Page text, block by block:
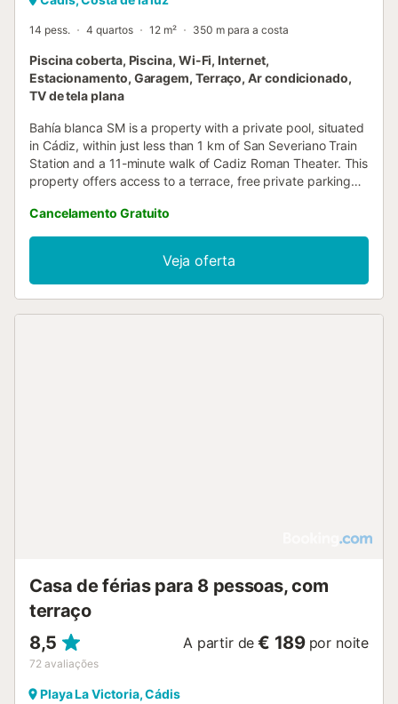
14 pess. 4 quartos 12 m² 350 m para a costa
Piscina coberta, Piscina, Wi-Fi, Internet,
Estacionamento, Garagem, Terraço, Ar condicionado,
TV de tela plana
Bahía blanca SM is a property with a private pool, situated
in Cádiz, within just less than 1 km of San Severiano Train
Station and a 11-minute walk of Cadiz Roman Theater. This
property offers access to a terrace, free private parking
Cancelamento Gratuito
Veja oferta
Casa de férias para 8 pessoas, com
terraço
8,5
72 avaliações
A partir de € 189 por noite
Playa La Victoria, Cádis